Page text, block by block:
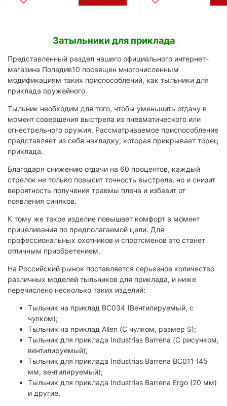
Затыльники для приклада
Представленный раздел нашего официального интернет-
магазина Попадив10 посвящен многочисленным
модификациям таких приспособлений, как тыльники для
приклада оружейного.
Тыльник необходим для того, чтобы уменьшить отдачу в
момент совершения выстрела из пневматического или
огнестрельного оружия. Рассматриваемое приспособление
представляет из себя накладку, которая прикрывает торец
приклада.
Благодаря снижению отдачи на 60 процентов, каждый
стрелок не только повысит точность выстрела, но и снизит
вероятность получения травмы плеча и избавит от
появления синяков.
К тому же такое изделие повышает комфорт в момент
прицеливания по предполагаемой цели. Для
профессиональных охотников и спортсменов это станет
отличным приобретением.
На Российский рынок поставляется серьезное количество
различных моделей тыльников для приклада, и ниже
перечислено несколько таких изделий:
Тыльник на приклад BC034 (Вентилируемый, с
чулком);
Тыльник на приклад Allen (С чулком, размер S);
Тыльник для приклада Industrias Barrena (С рисунком,
вентилируемый);
Тыльник для приклада Industrias Barrena BC011 (45
мм, вентилируемый);
Тыльник для приклада Industrias Barrena Ergo (20 мм)
и другие.